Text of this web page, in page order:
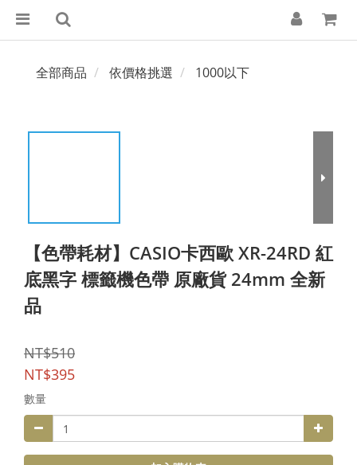
全部商品 依價格挑選 1000以下
【色帶耗材】CASIO卡西歐 XR-24RD 紅
底黑字 標籤機色帶 原廠貨 24mm 全新
品
NT$510
NT$395
數量